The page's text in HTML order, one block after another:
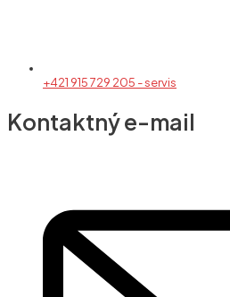
+421 915 729 205 - servis
Kontaktný e-mail